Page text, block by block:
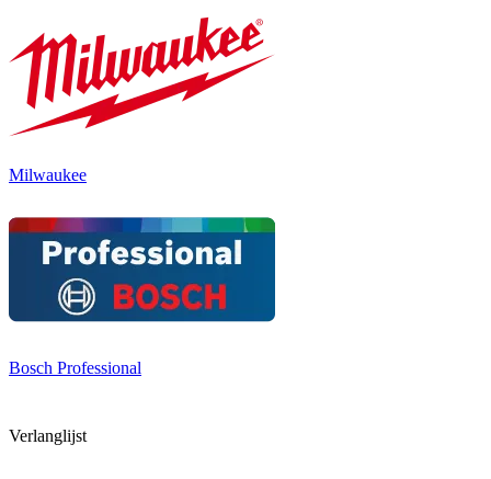
Milwaukee
Bosch Professional
Verlanglijst